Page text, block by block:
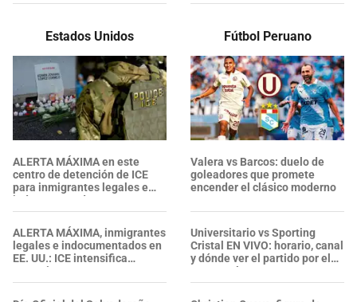
Estados Unidos
ALERTA MÁXIMA en este
centro de detención de ICE
para inmigrantes legales e
indocumentados en EE. UU.:
SALVADOREÑO falleció tras
sufrir una "emergencia
médica"
ALERTA MÁXIMA, inmigrantes
legales e indocumentados en
EE. UU.: ICE intensifica
operativos en aeropuertos y
arresta a NUMEROSOS
EXTRANJEROS en un solo día
Fútbol Peruano
Valera vs Barcos: duelo de
goleadores que promete
encender el clásico moderno
Universitario vs Sporting
Cristal EN VIVO: horario, canal
y dónde ver el partido por el
Torneo Clausura 2026